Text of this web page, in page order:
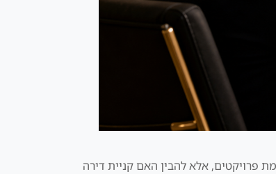
פרויקטים, אלא להבין האם קניית דירה